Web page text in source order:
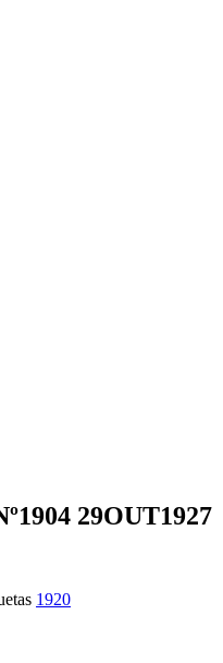
29OUT1927
1920